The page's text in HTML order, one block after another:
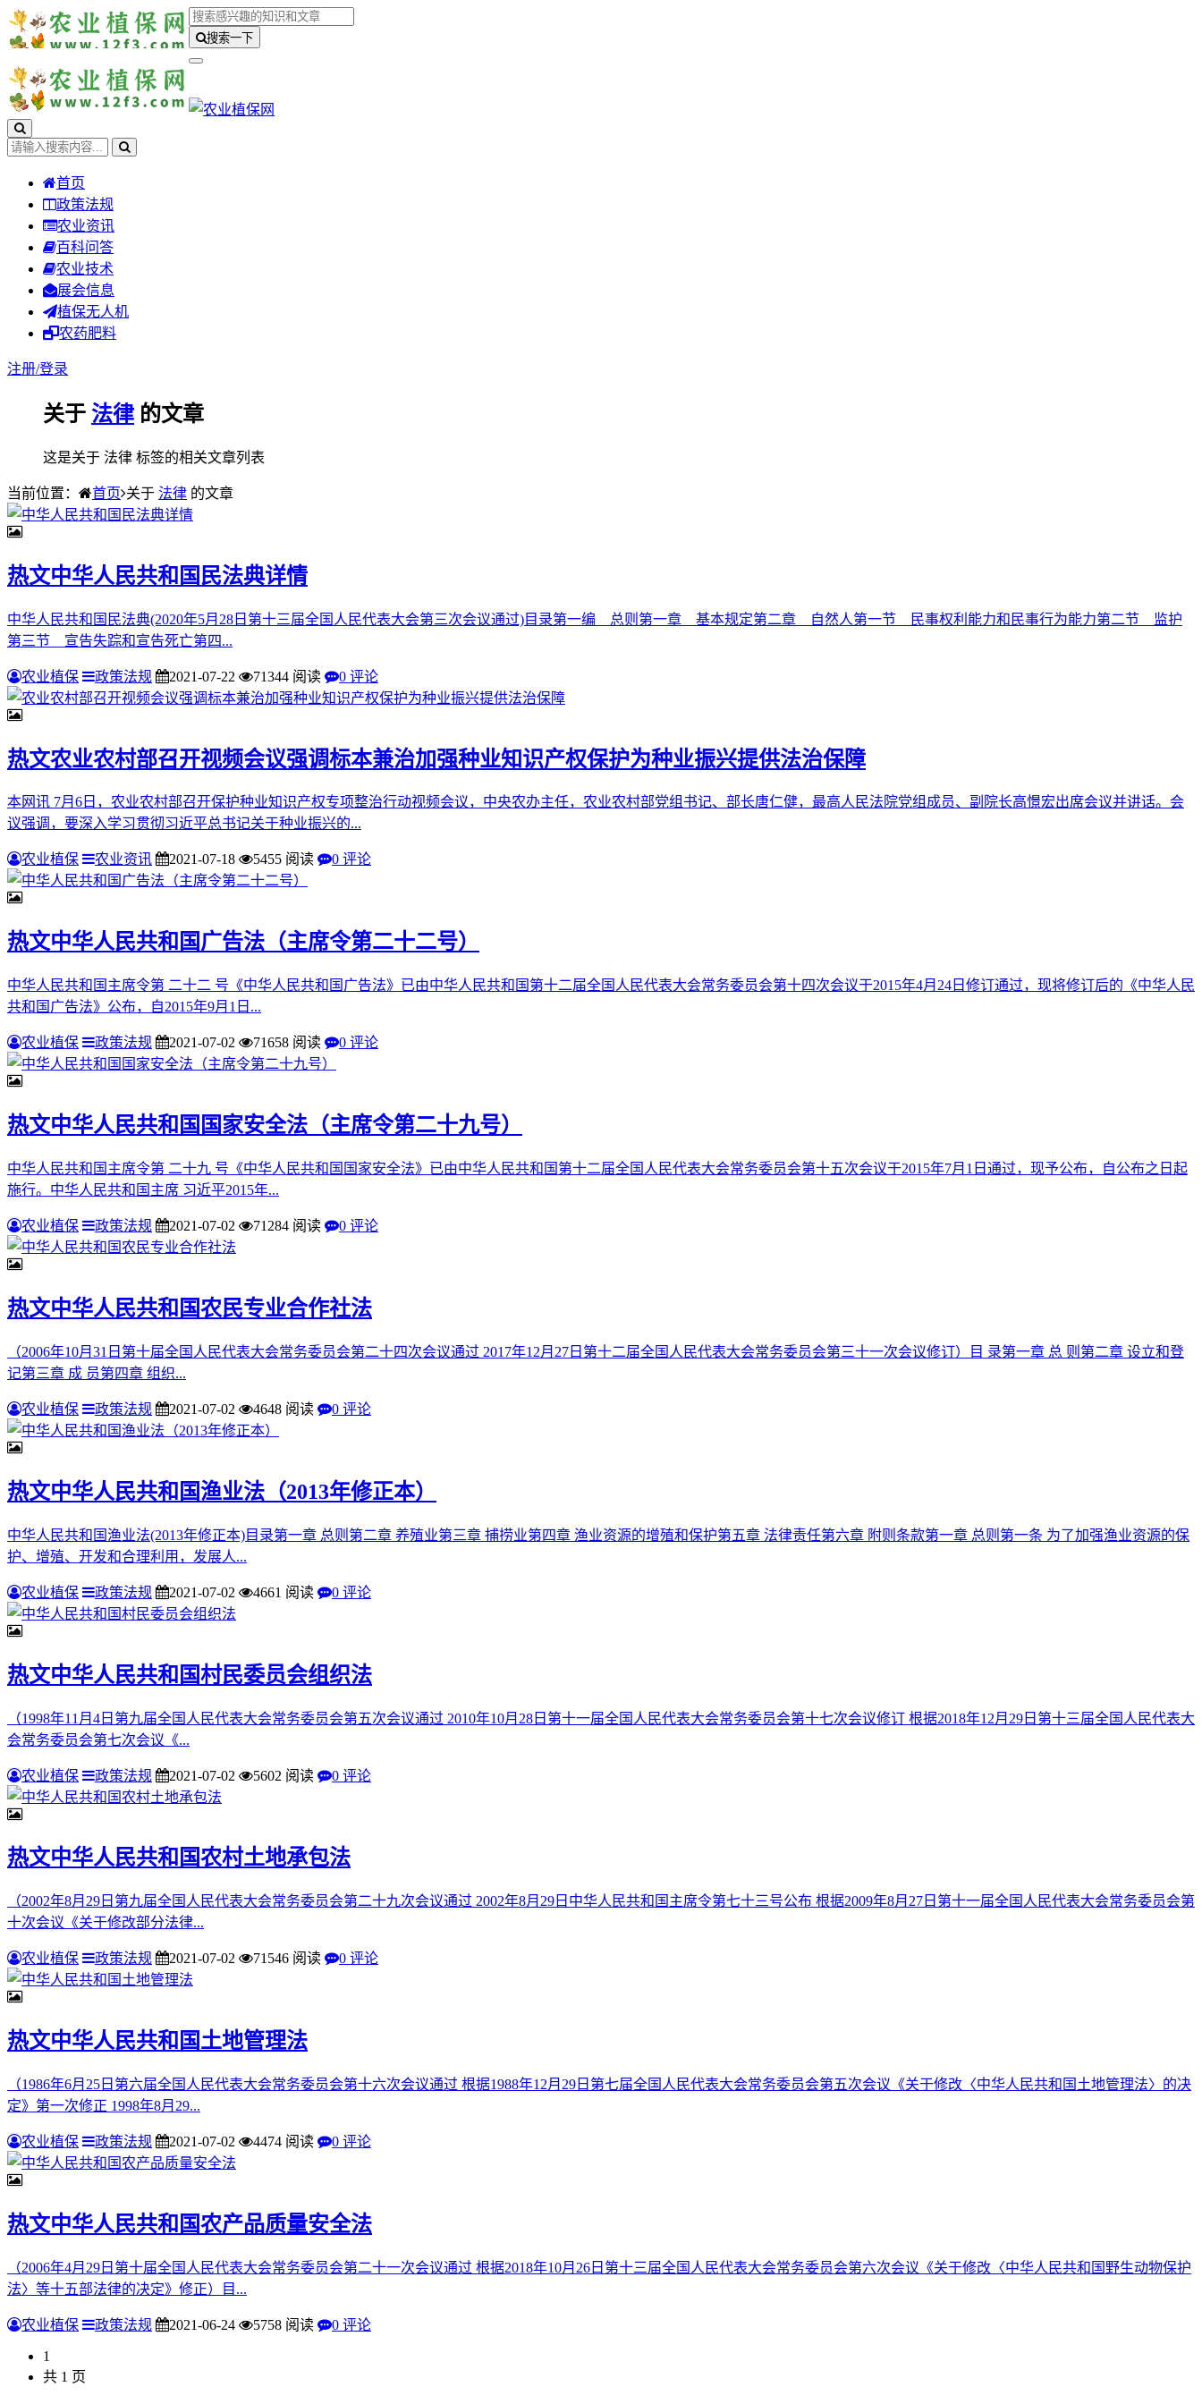
搜索一下
首页
政策法规
农业资讯
百科问答
农业技术
展会信息
植保无人机
农药肥料
注册/登录
关于 法律 的文章
这是关于 法律 标签的相关文章列表
当前位置： 首页 关于 法律 的文章
热文中华人民共和国民法典详情
中华人民共和国民法典(2020年5月28日第十三届全国人民代表大会第三次会议通过)目录第一编 总则第一章 基本规定第二章 自然人第一节 民事权利能力和民事行为能力第二节 监护
第三节 宣告失踪和宣告死亡第四...
农业植保 政策法规 2021-07-22 71344 阅读 0 评论
热文农业农村部召开视频会议强调标本兼治加强种业知识产权保护为种业振兴提供法治保障
本网讯 7月6日，农业农村部召开保护种业知识产权专项整治行动视频会议，中央农办主任，农业农村部党组书记、部长唐仁健，最高人民法院党组成员、副院长高憬宏出席会议并讲话。会
议强调，要深入学习贯彻习近平总书记关于种业振兴的...
农业植保 农业资讯 2021-07-18 5455 阅读 0 评论
热文中华人民共和国广告法（主席令第二十二号）
中华人民共和国主席令第 二十二 号《中华人民共和国广告法》已由中华人民共和国第十二届全国人民代表大会常务委员会第十四次会议于2015年4月24日修订通过，现将修订后的《中华人民
共和国广告法》公布，自2015年9月1日...
农业植保 政策法规 2021-07-02 71658 阅读 0 评论
热文中华人民共和国国家安全法（主席令第二十九号）
中华人民共和国主席令第 二十九 号《中华人民共和国国家安全法》已由中华人民共和国第十二届全国人民代表大会常务委员会第十五次会议于2015年7月1日通过，现予公布，自公布之日起
施行。中华人民共和国主席 习近平2015年...
农业植保 政策法规 2021-07-02 71284 阅读 0 评论
热文中华人民共和国农民专业合作社法
（2006年10月31日第十届全国人民代表大会常务委员会第二十四次会议通过 2017年12月27日第十二届全国人民代表大会常务委员会第三十一次会议修订）目 录第一章 总 则第二章 设立和登
记第三章 成 员第四章 组织...
农业植保 政策法规 2021-07-02 4648 阅读 0 评论
热文中华人民共和国渔业法（2013年修正本）
中华人民共和国渔业法(2013年修正本)目录第一章 总则第二章 养殖业第三章 捕捞业第四章 渔业资源的增殖和保护第五章 法律责任第六章 附则条款第一章 总则第一条 为了加强渔业资源的保
护、增殖、开发和合理利用，发展人...
农业植保 政策法规 2021-07-02 4661 阅读 0 评论
热文中华人民共和国村民委员会组织法
（1998年11月4日第九届全国人民代表大会常务委员会第五次会议通过 2010年10月28日第十一届全国人民代表大会常务委员会第十七次会议修订 根据2018年12月29日第十三届全国人民代表大
会常务委员会第七次会议《...
农业植保 政策法规 2021-07-02 5602 阅读 0 评论
热文中华人民共和国农村土地承包法
（2002年8月29日第九届全国人民代表大会常务委员会第二十九次会议通过 2002年8月29日中华人民共和国主席令第七十三号公布 根据2009年8月27日第十一届全国人民代表大会常务委员会第
十次会议《关于修改部分法律...
农业植保 政策法规 2021-07-02 71546 阅读 0 评论
热文中华人民共和国土地管理法
（1986年6月25日第六届全国人民代表大会常务委员会第十六次会议通过 根据1988年12月29日第七届全国人民代表大会常务委员会第五次会议《关于修改〈中华人民共和国土地管理法〉的决
定》第一次修正 1998年8月29...
农业植保 政策法规 2021-07-02 4474 阅读 0 评论
热文中华人民共和国农产品质量安全法
（2006年4月29日第十届全国人民代表大会常务委员会第二十一次会议通过 根据2018年10月26日第十三届全国人民代表大会常务委员会第六次会议《关于修改〈中华人民共和国野生动物保护
法〉等十五部法律的决定》修正）目...
农业植保 政策法规 2021-06-24 5758 阅读 0 评论
1
共 1 页